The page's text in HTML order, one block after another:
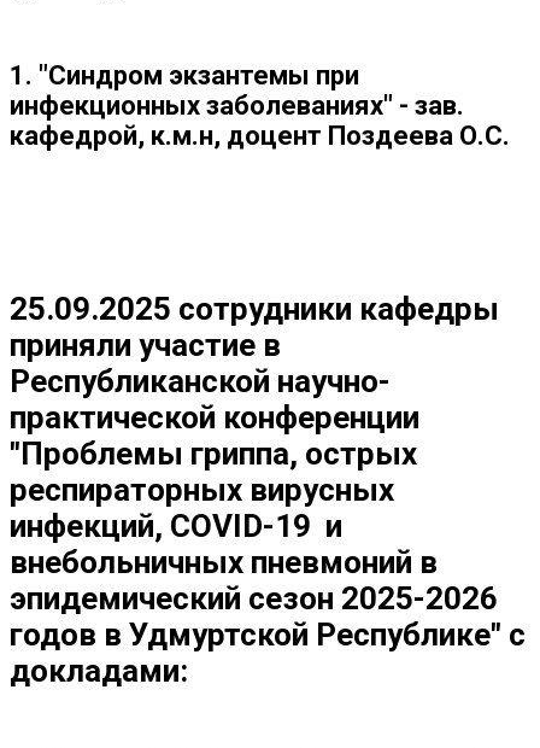
1. "Синдром экзантемы при
инфекционных заболеваниях" - зав.
кафедрой, к.м.н, доцент Поздеева О.С.
25.09.2025 сотрудники кафедры
приняли участие в
Республиканской научно-
практической конференции
"Проблемы гриппа, острых
респираторных вирусных
инфекций, COVID-19 и
внебольничных пневмоний в
эпидемический сезон 2025-2026
годов в Удмуртской Республике" с
докладами: